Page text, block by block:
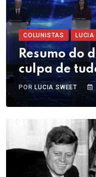
COLUNISTAS LUCIA
Resumo do
culpa de
POR LUCIA SWEET